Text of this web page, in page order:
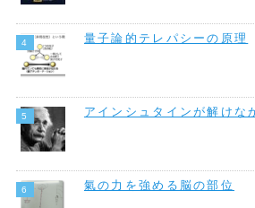
量子論的テレパシーの原理
アインシュタインが解けな
氣の力を強める脳の部位